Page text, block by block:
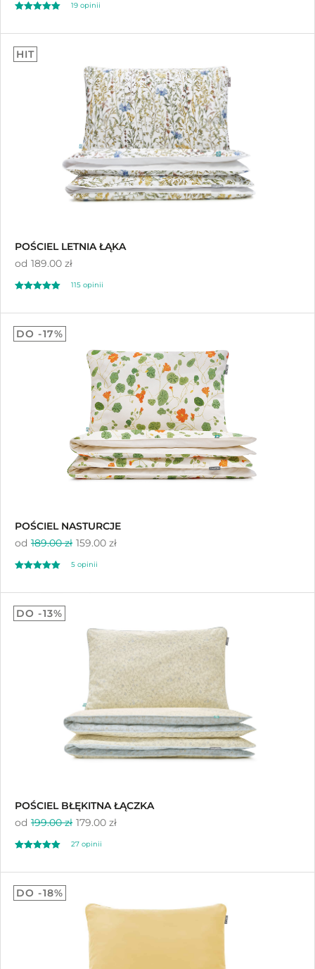
na 5
19 opinii
HIT
POŚCIEL LETNIA ŁĄKA
od 189.00 zł
na 5
115 opinii
DO -17%
POŚCIEL NASTURCJE
od
159.00 zł
189.00 zł
na 5
5 opinii
DO -13%
POŚCIEL BŁĘKITNA ŁĄCZKA
od
179.00 zł
199.00 zł
na 5
27 opinii
DO -18%